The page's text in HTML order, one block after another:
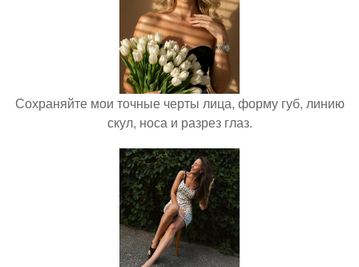
Сохраняйте мои точные черты лица, форму губ, линию
скул, носа и разрез глаз.